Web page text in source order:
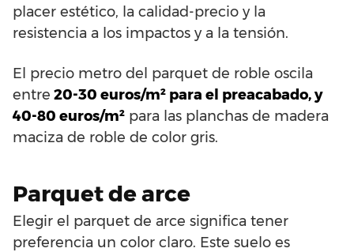
placer estético, la calidad-precio y la
resistencia a los impactos y a la tensión.
El precio metro del parquet de roble oscila
entre 20-30 euros/m² para el preacabado, y
40-80 euros/m² para las planchas de madera
maciza de roble de color gris.
Parquet de arce
Elegir el parquet de arce significa tener
preferencia un color claro. Este suelo es